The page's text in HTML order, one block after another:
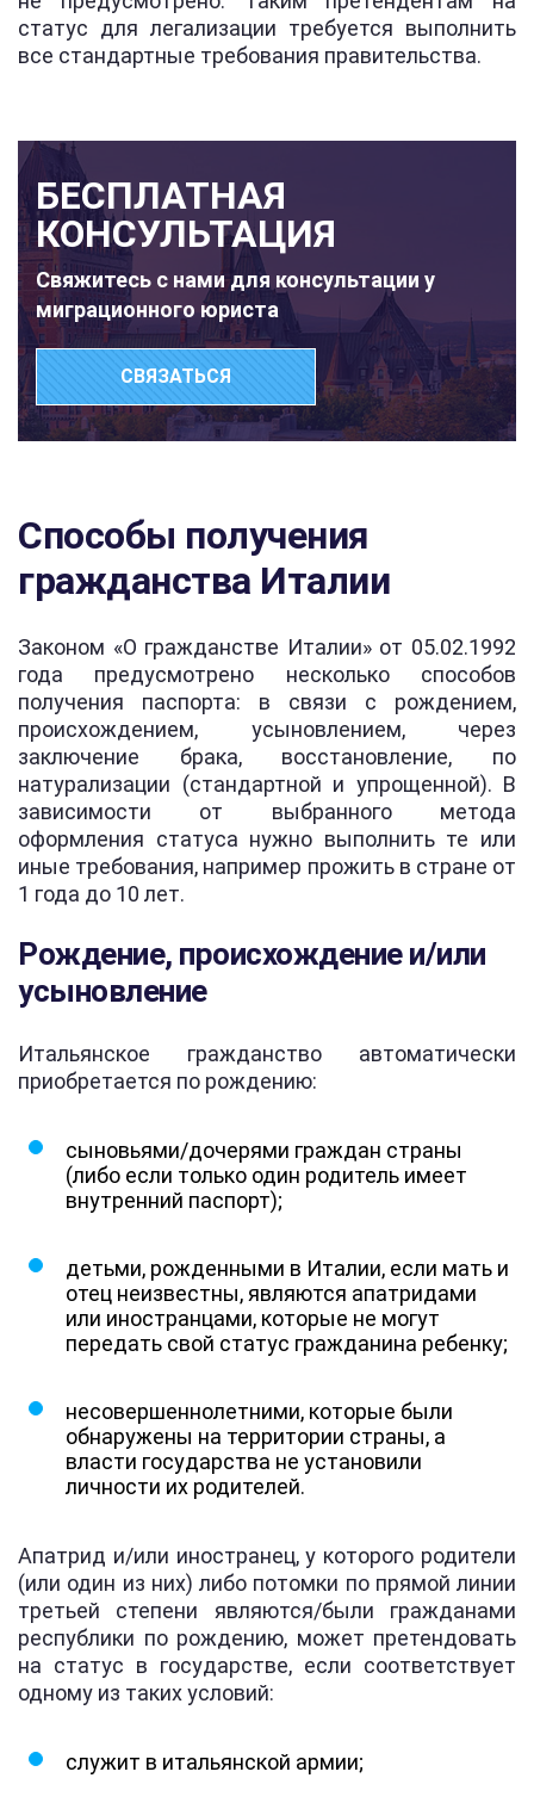
статус для легализации требуется выполнить
все стандартные требования правительства.
БЕСПЛАТНАЯ
КОНСУЛЬТАЦИЯ
Свяжитесь с нами для консультации у
миграционного юриста
СВЯЗАТЬСЯ
Способы получения
гражданства Италии
Законом «О гражданстве Италии» от 05.02.1992
года предусмотрено несколько способов
получения паспорта: в связи с рождением,
происхождением, усыновлением, через
заключение брака, восстановление, по
натурализации (стандартной и упрощенной). В
зависимости от выбранного метода
оформления статуса нужно выполнить те или
иные требования, например прожить в стране от
1 года до 10 лет.
Рождение, происхождение и/или
усыновление
Итальянское гражданство автоматически
приобретается по рождению:
сыновьями/дочерями граждан страны
(либо если только один родитель имеет
внутренний паспорт);
детьми, рожденными в Италии, если мать и
отец неизвестны, являются апатридами
или иностранцами, которые не могут
передать свой статус гражданина ребенку;
несовершеннолетними, которые были
обнаружены на территории страны, а
власти государства не установили
личности их родителей.
Апатрид и/или иностранец, у которого родители
(или один из них) либо потомки по прямой линии
третьей степени являются/были гражданами
республики по рождению, может претендовать
на статус в государстве, если соответствует
одному из таких условий:
служит в итальянской армии;